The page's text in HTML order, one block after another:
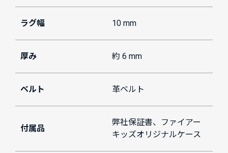
ラグ幅 10 mm
厚み 約 6 mm
ベルト 革ベルト
付属品
弊社保証書、ファイアー
キッズオリジナルケース